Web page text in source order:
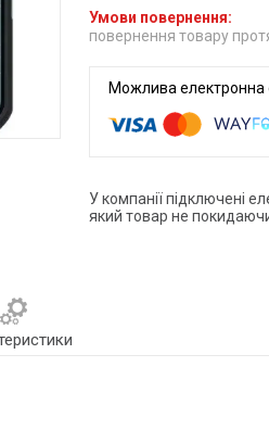
повернення товару
У компанії підключені
який товар не